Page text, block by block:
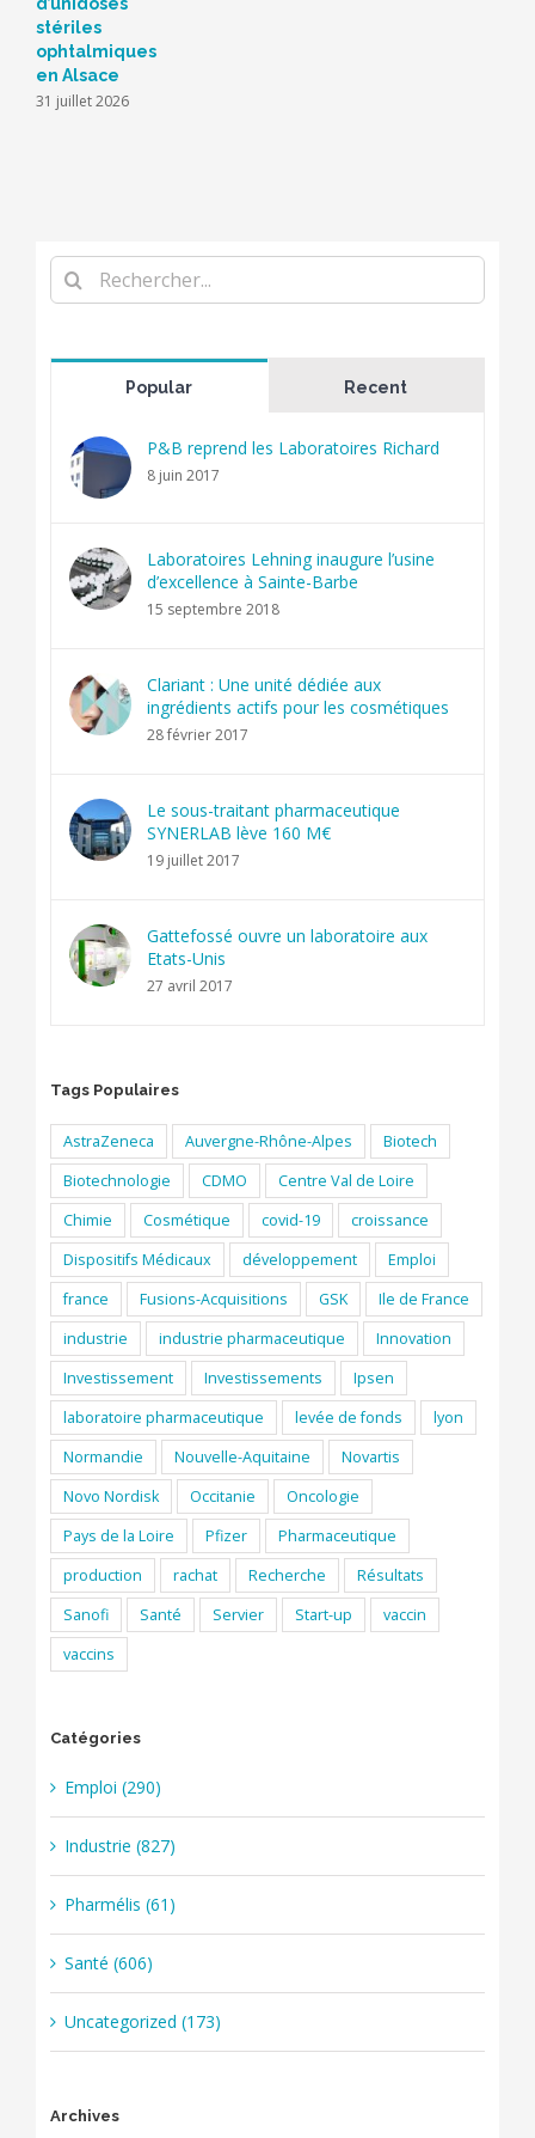
d’unidoses
stériles
ophtalmiques
en Alsace
31 juillet 2026
Rechercher
Popular Recent
P&B reprend les Laboratoires Richard
8 juin 2017
Laboratoires Lehning inaugure l’usine
d’excellence à Sainte-Barbe
15 septembre 2018
Clariant : Une unité dédiée aux
ingrédients actifs pour les cosmétiques
28 février 2017
Le sous-traitant pharmaceutique
SYNERLAB lève 160 M€
19 juillet 2017
Gattefossé ouvre un laboratoire aux
Etats-Unis
27 avril 2017
Tags Populaires
AstraZeneca Auvergne-Rhône-Alpes
Biotech
Biotechnologie
CDMO
Centre Val de Loire
Chimie
Cosmétique covid-19
croissance
Dispositifs Médicaux
développement
Emploi
france
Fusions-Acquisitions GSK
Ile de France
industrie
industrie pharmaceutique
Innovation
Investissement
Investissements
Ipsen
laboratoire pharmaceutique
levée de fonds
lyon
Normandie
Nouvelle-Aquitaine
Novartis
Novo Nordisk
Occitanie
Oncologie
Pays de la Loire
Pfizer
Pharmaceutique
production
rachat Recherche
Résultats
Sanofi
Santé Servier Start-up
vaccin
vaccins
Catégories
Emploi (290)
Industrie (827)
Pharmélis (61)
Santé (606)
Uncategorized (173)
Archives